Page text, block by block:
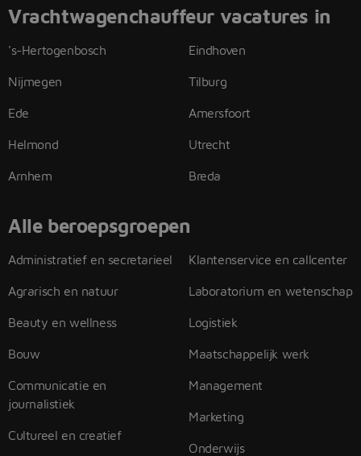
Vrachtwagenchauffeur vacatures in
's-Hertogenbosch
Nijmegen
Ede
Helmond
Arnhem
Eindhoven
Tilburg
Amersfoort
Utrecht
Breda
Alle beroepsgroepen
Administratief en secretarieel
Agrarisch en natuur
Beauty en wellness
Bouw
Communicatie en
journalistiek
Cultureel en creatief
Klantenservice en callcenter
Laboratorium en wetenschap
Logistiek
Maatschappelijk werk
Management
Marketing
Onderwijs